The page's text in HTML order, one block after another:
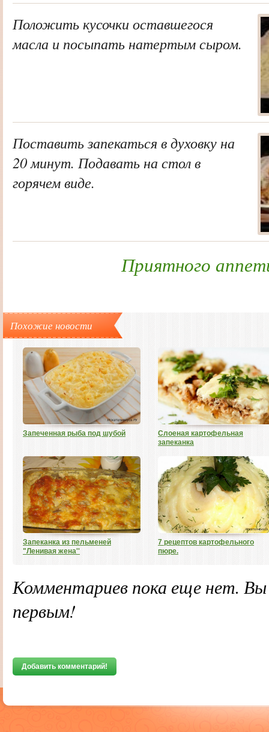
Положить кусочки оставшегося
масла и посыпать натертым сыром.
Поставить запекаться в духовку на
20 минут. Подавать на стол в
горячем виде.
Приятного
Похожие новости
Запеченная рыба под шубой
Слоеная картофельная
запеканка
Запеканка из пельменей
"Ленивая жена''
7 рецептов картофельного
пюре.
Комментариев пока еще нет.
первым!
Добавить комментарий!